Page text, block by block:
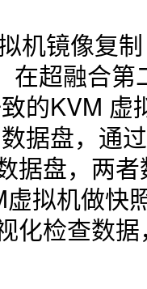
机镜像复制
在超融合
的KVM 虚
据盘，通
据盘，两
拟机做快
化检查数